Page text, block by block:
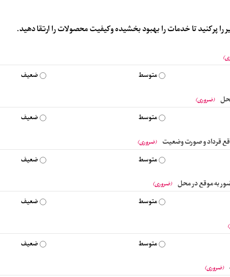
پر کنید تا خدمات را بهبود بخشیده و کیفیت محصولات را ارتقا دهید.
متوسط ضعیف
(ضروری)
متوسط ضعیف
قرداد و صورت وضعیت (ضروری)
متوسط ضعیف
به موقع در محل (ضروری)
متوسط ضعیف
متوسط ضعیف
(ضروری)